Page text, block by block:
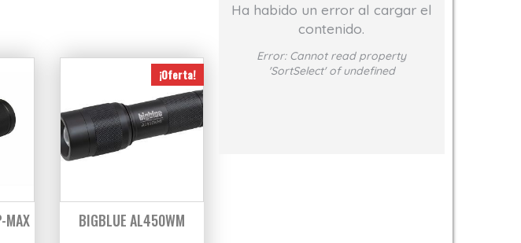
MAX
¡Oferta!
BIGBLUE AL450WM
Ha habido un error al cargar el
contenido.
Error: Cannot read property
'SortSelect' of undefined